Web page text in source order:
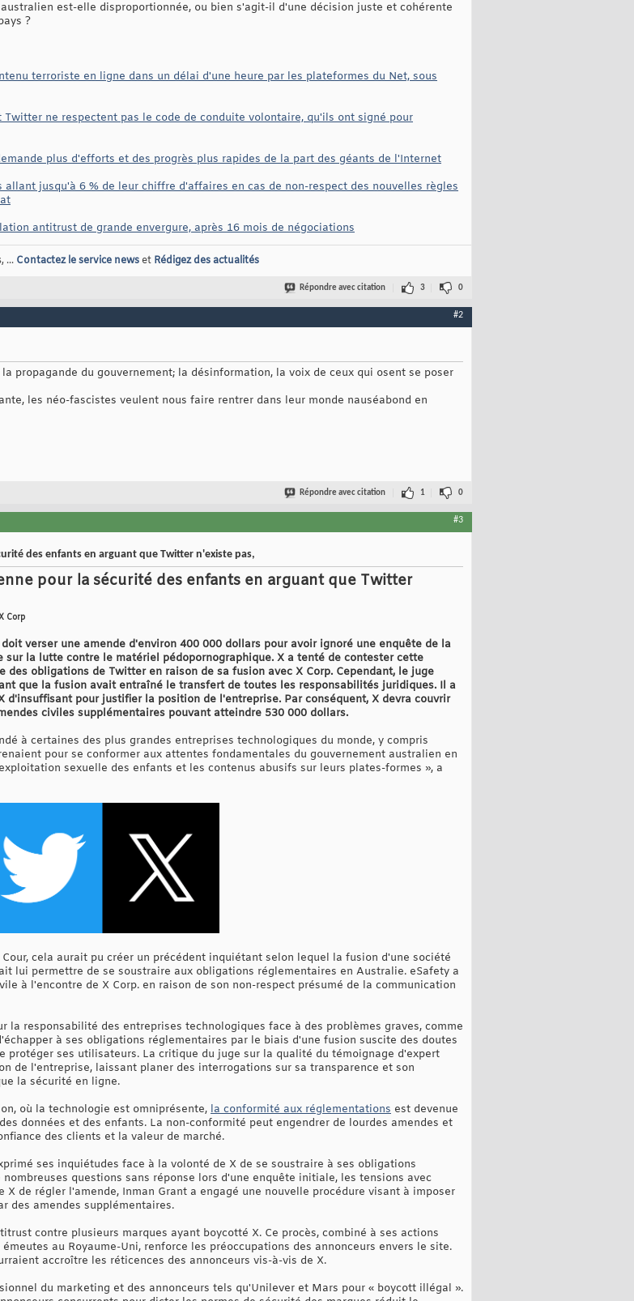
est-elle disproportionnée, ou bien s'agit-il d'une décision juste et cohérente
?
terroriste en ligne dans un délai d'une heure par les plateformes du Net, sous
Twitter ne respectent pas le code de conduite volontaire, qu'ils ont signé pour
plus d'efforts et des progrès plus rapides de la part des géants de l'Internet
jusqu'à 6 % de leur chiffre d'affaires en cas de non-respect des nouvelles règles
antitrust de grande envergure, après 16 mois de négociations
... Contactez le service newset Rédigez des actualités
Répondre avec citation 3 0
#2
propagande du gouvernement; la désinformation, la voix de ceux qui osent se poser
les néo-fascistes veulent nous faire rentrer dans leur monde nauséabond en
Répondre avec citation 1 0
#3
des enfants en arguant que Twitter n'existe pas,
pour la sécurité des enfants en arguant que Twitter
Corp
verser une amende d'environ 400 000 dollars pour avoir ignoré une enquête de la
la lutte contre le matériel pédopornographique. X a tenté de contester cette
obligations de Twitter en raison de sa fusion avec X Corp. Cependant, le juge
que la fusion avait entraîné le transfert de toutes les responsabilités juridiques. Il a
pour justifier la position de l'entreprise. Par conséquent, X devra couvrir
civiles supplémentaires pouvant atteindre 530 000 dollars.
à certaines des plus grandes entreprises technologiques du monde, y compris
pour se conformer aux attentes fondamentales du gouvernement australien en
sexuelle des enfants et les contenus abusifs sur leurs plates-formes », a
cela aurait pu créer un précédent inquiétant selon lequel la fusion d'une société
lui permettre de se soustraire aux obligations réglementaires en Australie. eSafety a
à l'encontre de X Corp. en raison de son non-respect présumé de la communication
la responsabilité des entreprises technologiques face à des problèmes graves, comme
à ses obligations réglementaires par le biais d'une fusion suscite des doutes
protéger ses utilisateurs. La critique du juge sur la qualité du témoignage d'expert
de l'entreprise, laissant planer des interrogations sur sa transparence et son
la sécurité en ligne.
où la technologie est omniprésente, la conformité aux réglementations est devenue
données et des enfants. La non-conformité peut engendrer de lourdes amendes et
des clients et la valeur de marché.
ses inquiétudes face à la volonté de X de se soustraire à ses obligations
questions sans réponse lors d'une enquête initiale, les tensions avec
de régler l'amende, Inman Grant a engagé une nouvelle procédure visant à imposer
des amendes supplémentaires.
contre plusieurs marques ayant boycotté X. Ce procès, combiné à ses actions
au Royaume-Uni, renforce les préoccupations des annonceurs envers le site.
accroître les réticences des annonceurs vis-à-vis de X.
du marketing et des annonceurs tels qu'Unilever et Mars pour « boycott illégal ».